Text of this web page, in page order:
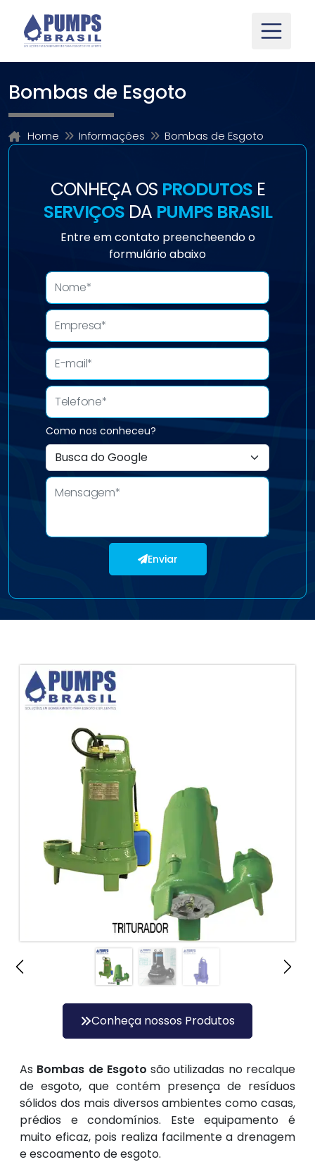
Bombas de Esgoto
Home Informações Bombas de Esgoto
CONHEÇA OS PRODUTOSE
SERVIÇOSDA PUMPS BRASIL
Entre em contato preencheendo o
formulário abaixo
Como nos conheceu?
Enviar
As Bombas de Esgoto são utilizadas no recalque
de esgoto, que contém presença de resíduos
sólidos dos mais diversos ambientes como casas,
prédios e condomínios. Este equipamento é
muito eficaz, pois realiza facilmente a drenagem
e escoamento de esgoto.
Conheça nossos Produtos